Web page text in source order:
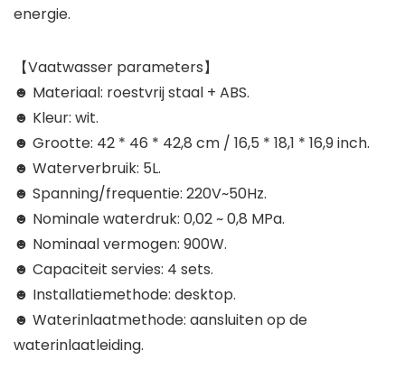
energie.
【Vaatwasser parameters】
☻ Materiaal: roestvrij staal + ABS.
☻ Kleur: wit.
☻ Grootte: 42 * 46 * 42,8 cm / 16,5 * 18,1 * 16,9 inch.
☻ Waterverbruik: 5L.
☻ Spanning/frequentie: 220V~50Hz.
☻ Nominale waterdruk: 0,02 ~ 0,8 MPa.
☻ Nominaal vermogen: 900W.
☻ Capaciteit servies: 4 sets.
☻ Installatiemethode: desktop.
☻ Waterinlaatmethode: aansluiten op de
waterinlaatleiding.